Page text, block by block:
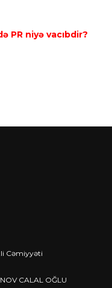
PR niyə vacıbdir?
Cəmiyyəti
CALAL OĞLU